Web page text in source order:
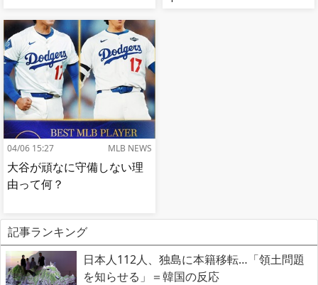
04/06 15:27 MLB NEWS
大谷が頑なに守備しない理
由って何？
記事ランキング
日本人112人、独島に本籍移転…「領土問題
を知らせる」＝韓国の反応